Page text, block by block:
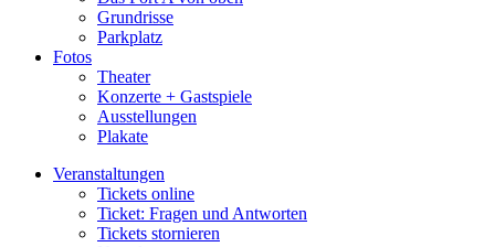
Grundrisse
Parkplatz
Fotos
Theater
Konzerte + Gastspiele
Ausstellungen
Plakate
Veranstaltungen
Tickets online
Ticket: Fragen und Antworten
Tickets stornieren